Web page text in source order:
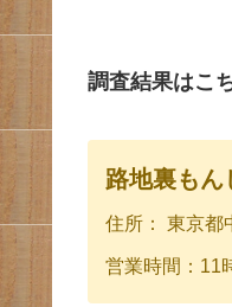
調査結果はこ
路地裏もん
住所： 東京都
営業時間：11